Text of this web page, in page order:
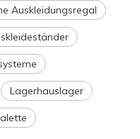
Auskleidungsregal
Lagerhauslager